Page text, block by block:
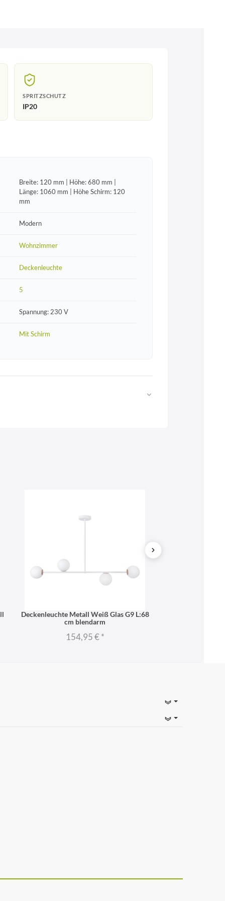
SPRITZSCHUTZ
IP20
Breite: 120 mm | Höhe: 680 mm |
Länge: 1060 mm | Höhe Schirm: 120
mm
Modern
Wohnzimmer
Deckenleuchte
5
Spannung: 230 V
Mit Schirm
Deckenleuchte Metall Weiß Glas G9 L:68
cm blendarm
154,95 €*